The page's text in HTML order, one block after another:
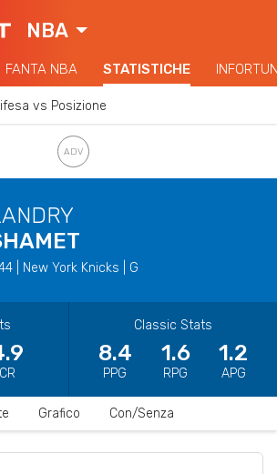
NBA
FANTA NBA STATISTICHE
vs Posizione
| New York Knicks | G
CR
Classic Stats
8.4
PPG
1.6
RPG
1.2
APG
Grafico Con/Senza